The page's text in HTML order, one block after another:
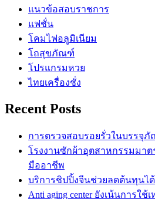
แนวข้อสอบราชการ
แฟชั่น
โคมไฟอลูมิเนียม
โถสุขภัณฑ์
โปรแกรมหวย
ไทยเครื่องชั่ง
Recent Posts
การตรวจสอบรอยรั่วในบรรจุภั
โรงงานซักผ้าอุตสาหกรรมมา
มืออาชีพ
บริการชิปปิ้งจีนช่วยลดต้นทุนได้
Anti aging center ยังเน้นการใ